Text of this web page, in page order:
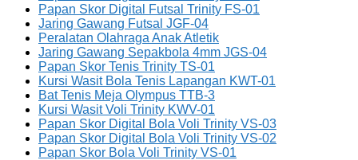
Papan Skor Digital Futsal Trinity FS-01
Jaring Gawang Futsal JGF-04
Peralatan Olahraga Anak Atletik
Jaring Gawang Sepakbola 4mm JGS-04
Papan Skor Tenis Trinity TS-01
Kursi Wasit Bola Tenis Lapangan KWT-01
Bat Tenis Meja Olympus TTB-3
Kursi Wasit Voli Trinity KWV-01
Papan Skor Digital Bola Voli Trinity VS-03
Papan Skor Digital Bola Voli Trinity VS-02
Papan Skor Bola Voli Trinity VS-01